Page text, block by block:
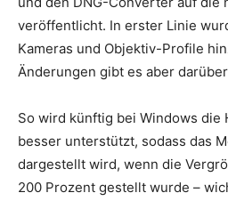
veröffentlicht. In erster Linie
Kameras und Objektiv-Profile
Änderungen gibt es aber
So wird künftig bei Windows die
besser unterstützt, sodass das
dargestellt wird, wenn die
200 Prozent gestellt wurde –